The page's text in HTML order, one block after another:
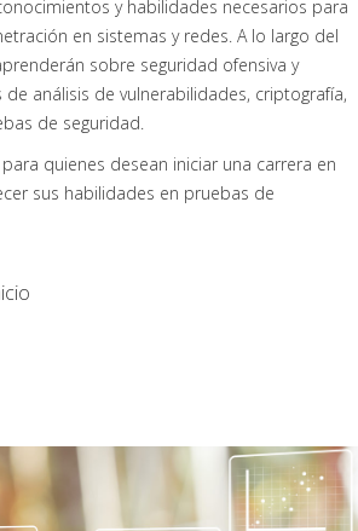
y habilidades necesarios para
en sistemas y redes. A lo largo del
sobre seguridad ofensiva y
análisis de vulnerabilidades, criptografía,
de seguridad.
quienes desean iniciar una carrera en
sus habilidades en pruebas de